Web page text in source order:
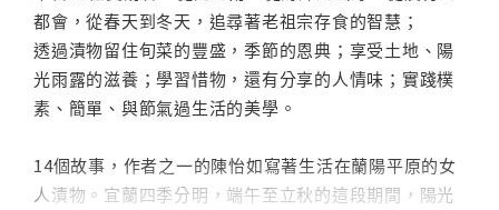
都會，從春天到冬天，追尋著老祖宗存食的智慧；
透過漬物留住旬菜的豐盛，季節的恩典；享受土地、陽
光雨露的滋養；學習惜物，還有分享的人情味；實踐樸
素、簡單、與節氣過生活的美學。
14個故事，作者之一的陳怡如寫著生活在蘭陽平原的女
人漬物。宜蘭四季分明，端午至立秋的這段期間，陽光